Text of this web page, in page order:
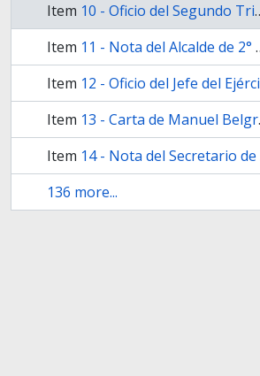
Item 10 - Oficio del Segundo Triunvirato, a la Cámara de Apelaciones, comunicando una resolución de la Asamblea General Constituyente
Item 11 - Nota del Alcalde de 2° voto Francisco Belgrano al Comandante de Resguardos Ramón de Palacio
Item 12 - Oficio del Jefe del Ejército del norte, General Manuel Belgrano, al Director Supremo del Río de la Plata, Juan Martín de Pueyrredón, comunicándole noticias de Córdoba
Item 13 - Carta de Manuel Belgrano a Bernardino Rivadavia
Item 14 - Nota del Secretario de la Junta, Juan Hipólito Vieytes a la Junta de Gobierno de Chile, aceptando el auxilio de tropas veteranas
136 more...